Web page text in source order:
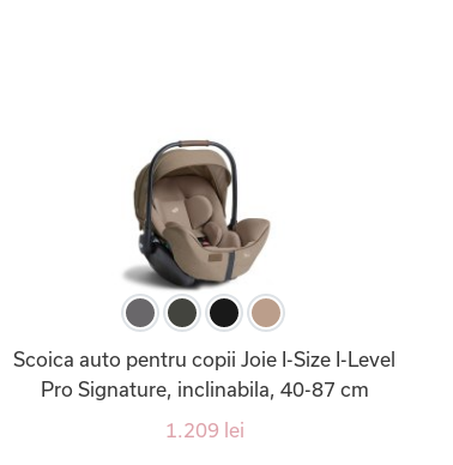
Scoica auto pentru copii Joie I-Size I-Level
Pro Signature, inclinabila, 40-87 cm
1.209 lei